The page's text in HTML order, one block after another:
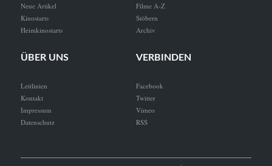
Neue Artikel
Kinostarts
Heimkinostarts
Filme A-Z
Stöbern
Archiv
ÜBER UNS
Leitlinien
Kontakt
Impressum
Datenschutz
VERBINDEN
Facebook
Twitter
Vimeo
RSS